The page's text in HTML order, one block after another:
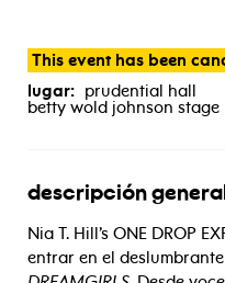
This event has been
lugar: prudential hall
betty wold johnson stage
descripción general
Nia T. Hill’s ONE DROP
entrar en el